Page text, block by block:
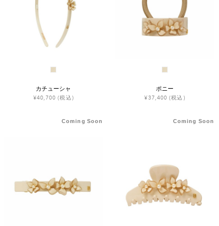
カチューシャ
¥40,700 (税込)
ポニー
¥37,400 (税込)
Coming Soon Coming Soon